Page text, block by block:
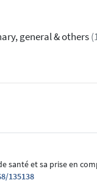
general & others
santé et sa prise en
135138